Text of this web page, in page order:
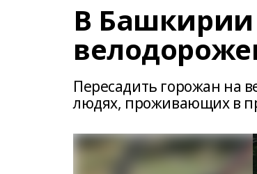
В Башкирии
Пересадить горожан на
людях, проживающих в